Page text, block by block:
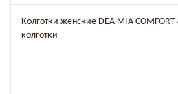
Колготки женские DEA MIA
колготки